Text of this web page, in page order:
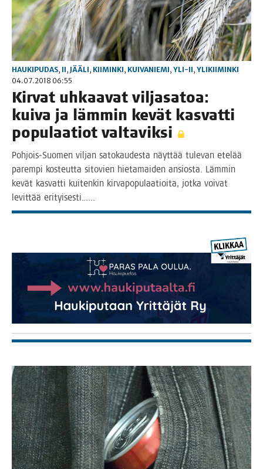
HAUKIPUDAS, II, JÄÄLI, KIIMINKI, KUIVANIEMI, YLI-II, YLIKIIMINKI
04.07.2018 06:55
Kir­vat uhkaa­vat vil­ja­sa­toa:
kui­va ja läm­min kevät kas­vat­ti
popu­laa­tiot valtaviksi
Poh­­jois-Suo­­men vil­jan sato­kau­des­ta näyt­tää tule­van ete­lää
parem­pi kos­teut­ta sito­vien hie­ta­mai­den ansios­ta. Läm­min
kevät kas­vat­ti kui­ten­kin kir­va­po­pu­laa­tioi­ta, jot­ka voi­vat
levit­tää erityisesti.…..